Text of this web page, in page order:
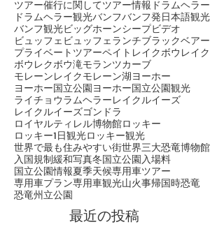
ジャスパージャスパー国立公園閉鎖
タカカウの滝ダイナソー州立公園
ツアー催行に関してツアー情報 ドラムヘラー
ドラムヘラー観光 バンフ バンフ発日本語観光
バンフ観光 ビッグホーンシープ ビデオ
ビュッフェビュッフェランチ ブラックベアー
プライベートツアーペイトレイクボウレイク
ボウレクボウ滝モランツカーブ
モレーンレイクモレーン湖 ヨーホー
ヨーホー国立公園 ヨーホー国立公園観光
ライチョウ ラムヘラーレイクルイーズ
レイクルイーズゴンドラ
ロイヤルティレル博物館 ロッキー
ロッキー1日観光ロッキー観光
世界で最も住みやすい街世界三大恐竜博物館
入国規制緩和写真冬国立公園入場料
国立公園情報
専用車プラン専用車観光山火事
恐竜州立公園